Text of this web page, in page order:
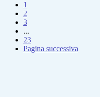
1
2
3
...
23
Pagina successiva